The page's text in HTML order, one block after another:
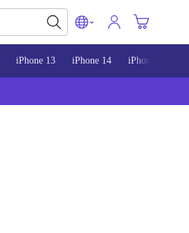
iPhone 13 iPhone 14 iPhone 15